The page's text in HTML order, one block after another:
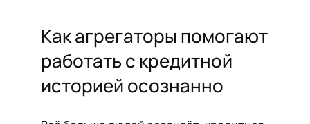
Как агрегаторы помогают
работать с кредитной
историей осознанно